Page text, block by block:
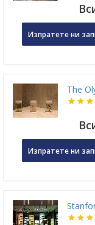
Изпратете ни
The
Изпратете ни